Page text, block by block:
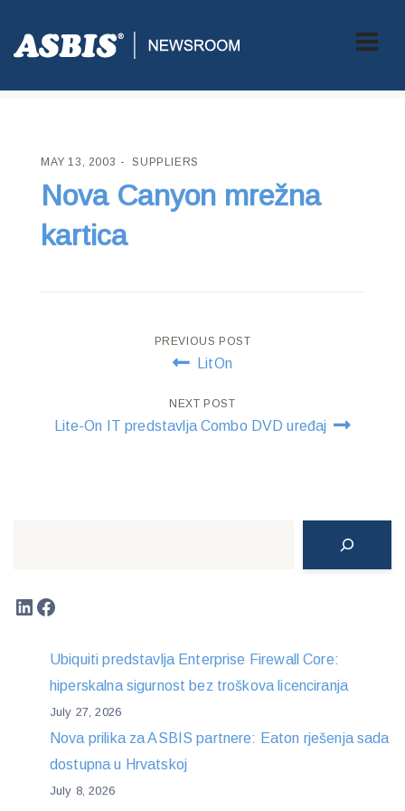
ASBIS CROATIA SUPPLIERS> NOVA CANYON MREŽNA
MAY 13, 2003 SUPPLIERS
Nova Canyon mrežna
kartica
navigation
PREVIOUS POST
LitOn
NEXT POST
Lite-On IT predstavlja Combo DVD uređaj
LinkedIn
Facebook
Ubiquiti predstavlja Enterprise Firewall Core:
hiperskalna sigurnost bez troškova licenciranja
July 27, 2026
Nova prilika za ASBIS partnere: Eaton rješenja sada
dostupna u Hrvatskoj
July 8, 2026